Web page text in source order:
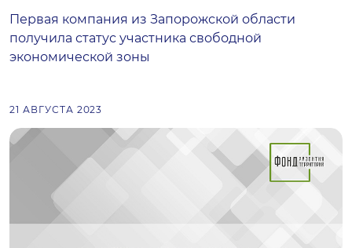
Первая компания из Запорожской области
получила статус участника свободной
экономической зоны
21 АВГУСТА 2023